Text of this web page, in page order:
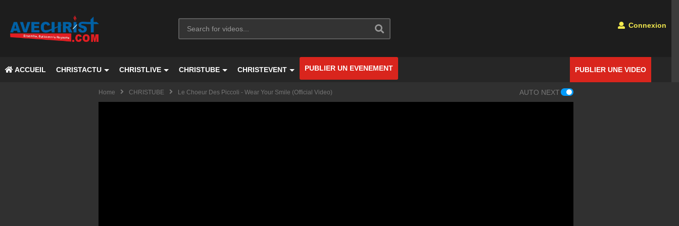
Connexion
ACCUEIL CHRISTACTU CHRISTLIVE CHRISTUBE CHRISTEVENT PUBLIER UNE VIDEO
PUBLIER UN EVENEMENT
Home CHRISTUBE Le Choeur Des Piccoli - Wear Your Smile (Official Video) AUTO NEXT